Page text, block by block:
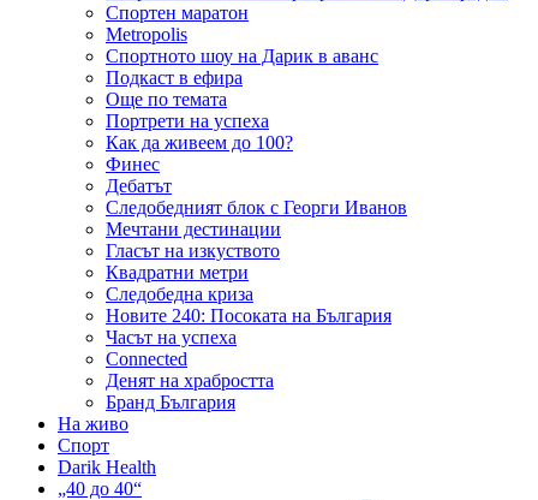
Спортен маратон
Metropolis
Спортното шоу на Дарик в аванс
Подкаст в ефира
Още по темата
Портрети на успеха
Как да живеем до 100?
Финес
Дебатът
Следобедният блок с Георги Иванов
Мечтани дестинации
Гласът на изкуството
Квадратни метри
Следобедна криза
Новите 240: Посоката на България
Часът на успеха
Connected
Денят на храбростта
Бранд България
На живо
Спорт
Darik Health
„40 до 40“